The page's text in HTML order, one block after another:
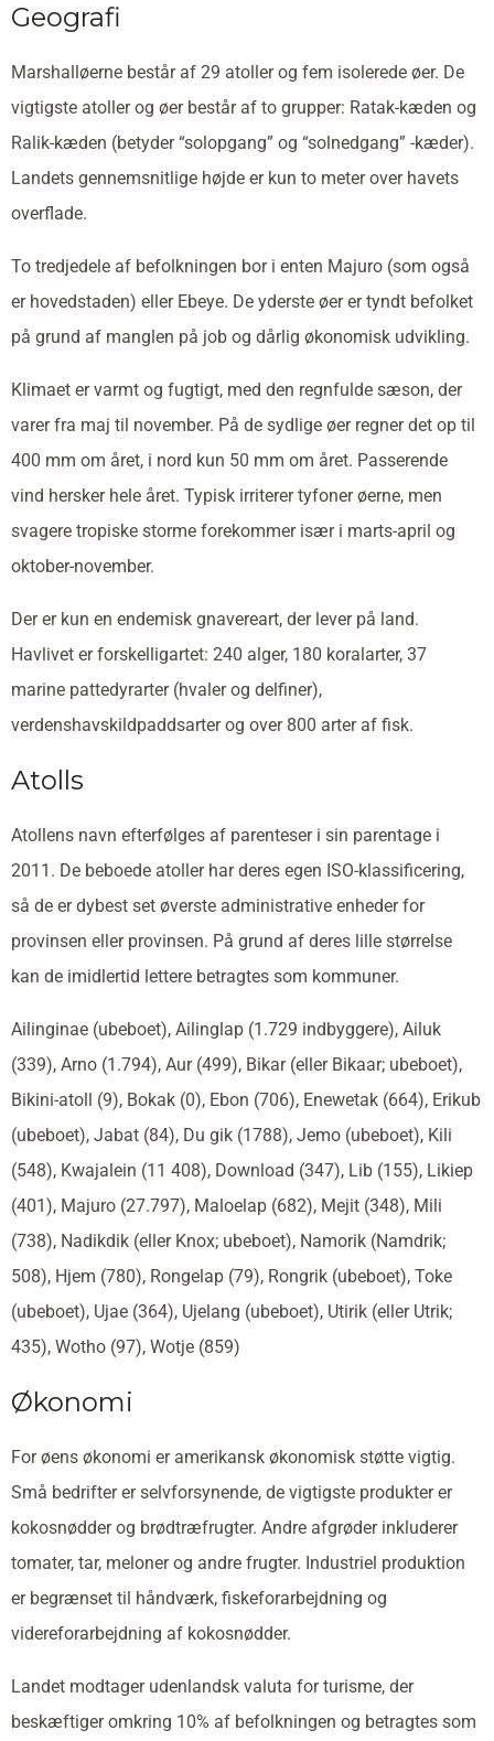
Geografi
Marshalløerne består af 29 atoller og fem isolerede øer. De
vigtigste atoller og øer består af to grupper: Ratak-kæden og
Ralik-kæden (betyder “solopgang” og “solnedgang” -kæder).
Landets gennemsnitlige højde er kun to meter over havets
overflade.
To tredjedele af befolkningen bor i enten Majuro (som også
er hovedstaden) eller Ebeye. De yderste øer er tyndt befolket
på grund af manglen på job og dårlig økonomisk udvikling.
Klimaet er varmt og fugtigt, med den regnfulde sæson, der
varer fra maj til november. På de sydlige øer regner det op til
400 mm om året, i nord kun 50 mm om året. Passerende
vind hersker hele året. Typisk irriterer tyfoner øerne, men
svagere tropiske storme forekommer især i marts-april og
oktober-november.
Der er kun en endemisk gnavereart, der lever på land.
Havlivet er forskelligartet: 240 alger, 180 koralarter, 37
marine pattedyrarter (hvaler og delfiner),
verdenshavskildpaddsarter og over 800 arter af fisk.
Atolls
Atollens navn efterfølges af parenteser i sin parentage i
2011. De beboede atoller har deres egen ISO-klassificering,
så de er dybest set øverste administrative enheder for
provinsen eller provinsen. På grund af deres lille størrelse
kan de imidlertid lettere betragtes som kommuner.
Ailinginae (ubeboet), Ailinglap (1.729 indbyggere), Ailuk
(339), Arno (1.794), Aur (499), Bikar (eller Bikaar; ubeboet),
Bikini-atoll (9), Bokak (0), Ebon (706), Enewetak (664), Erikub
(ubeboet), Jabat (84), Du gik (1788), Jemo (ubeboet), Kili
(548), Kwajalein (11 408), Download (347), Lib (155), Likiep
(401), Majuro (27.797), Maloelap (682), Mejit (348), Mili
(738), Nadikdik (eller Knox; ubeboet), Namorik (Namdrik;
508), Hjem (780), Rongelap (79), Rongrik (ubeboet), Toke
(ubeboet), Ujae (364), Ujelang (ubeboet), Utirik (eller Utrik;
435), Wotho (97), Wotje (859)
Økonomi
For øens økonomi er amerikansk økonomisk støtte vigtig.
Små bedrifter er selvforsynende, de vigtigste produkter er
kokosnødder og brødtræfrugter. Andre afgrøder inkluderer
tomater, tar, meloner og andre frugter. Industriel produktion
er begrænset til håndværk, fiskeforarbejdning og
videreforarbejdning af kokosnødder.
Landet modtager udenlandsk valuta for turisme, der
beskæftiger omkring 10% af befolkningen og betragtes som